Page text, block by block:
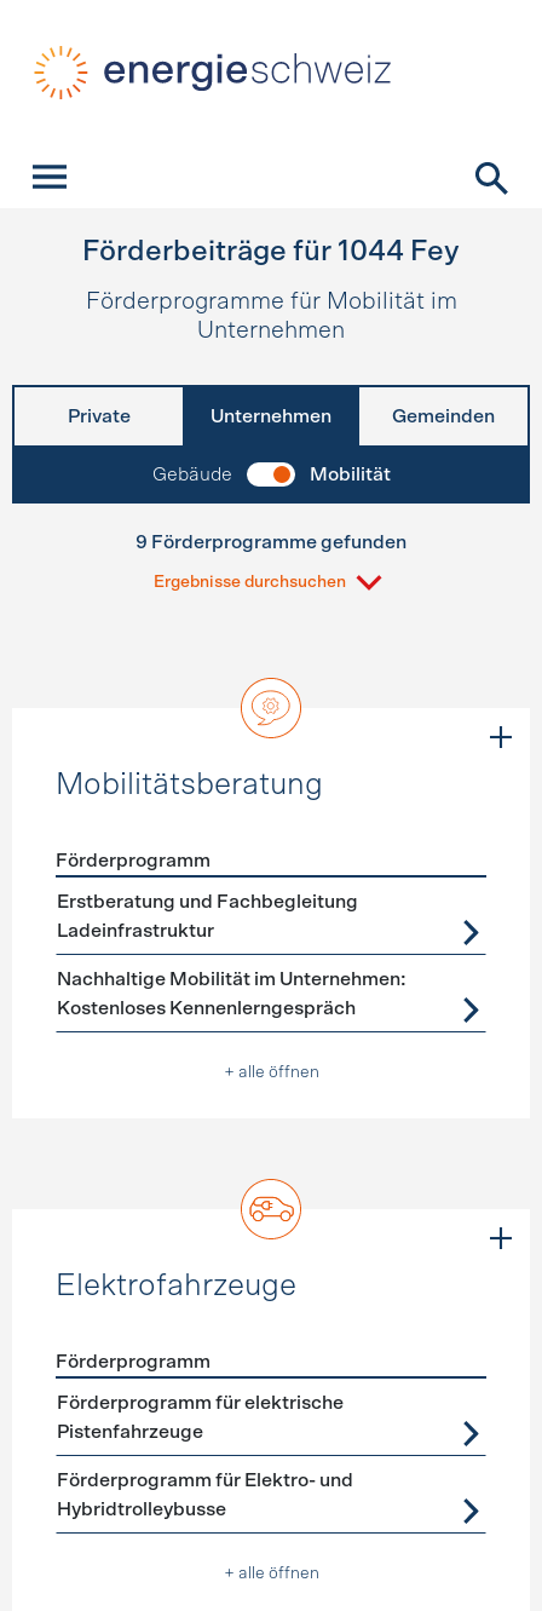
Förderbeiträge für 1044 Fey
Förderprogramme für Mobilität im
Unternehmen
Private Unternehmen Gemeinden
Gebäude Mobilität
9 Förderprogramme gefunden
Ergebnisse durchsuchen
Mobilitätsberatung
Förderprogramme Mobilitätsberatung
Förderprogramm
Erstberatung und Fachbegleitung
Ladeinfrastruktur
Nachhaltige Mobilität im Unternehmen:
Kostenloses Kennenlerngespräch
+ alle öffnen
Elektrofahrzeuge
Förderprogramme Elektrofahrzeuge
Förderprogramm
Förderprogramm für elektrische
Pistenfahrzeuge
Förderprogramm für Elektro- und
Hybridtrolleybusse
+ alle öffnen